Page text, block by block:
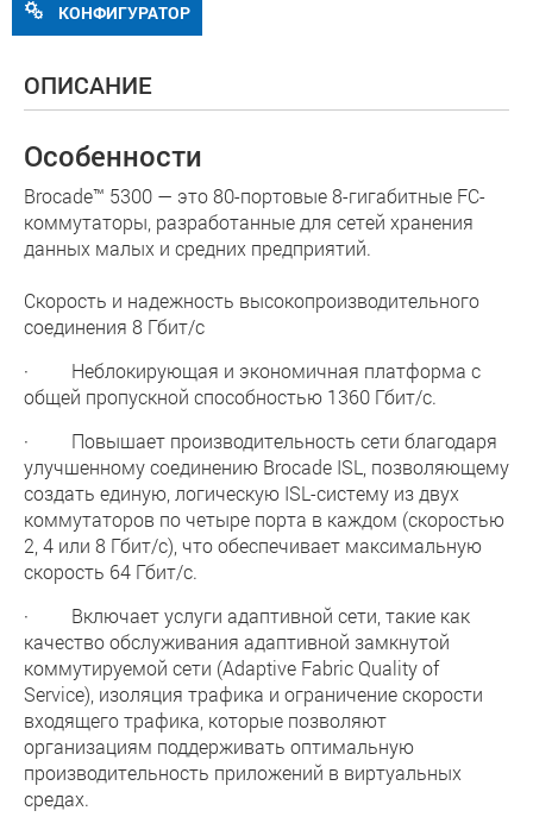
КОНФИГУРАТОР
ОПИСАНИЕ
Особенности
Brocade™ 5300 — это 80-портовые 8-гигабитные FC-
коммутаторы, разработанные для сетей хранения
данных малых и средних предприятий.
Скорость и надежность высокопроизводительного
соединения 8 Гбит/с
· Неблокирующая и экономичная платформа с
общей пропускной способностью 1360 Гбит/с.
· Повышает производительность сети благодаря
улучшенному соединению Brocade ISL, позволяющему
создать единую, логическую ISL-систему из двух
коммутаторов по четыре порта в каждом (скоростью
2, 4 или 8 Гбит/c), что обеспечивает максимальную
скорость 64 Гбит/с.
· Включает услуги адаптивной сети, такие как
качество обслуживания адаптивной замкнутой
коммутируемой сети (Adaptive Fabric Quality of
Service), изоляция трафика и ограничение скорости
входящего трафика, которые позволяют
организациям поддерживать оптимальную
производительность приложений в виртуальных
средах.